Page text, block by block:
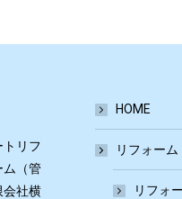
リフ
ム（管
会社横
HOME
リフォーム
リフォ